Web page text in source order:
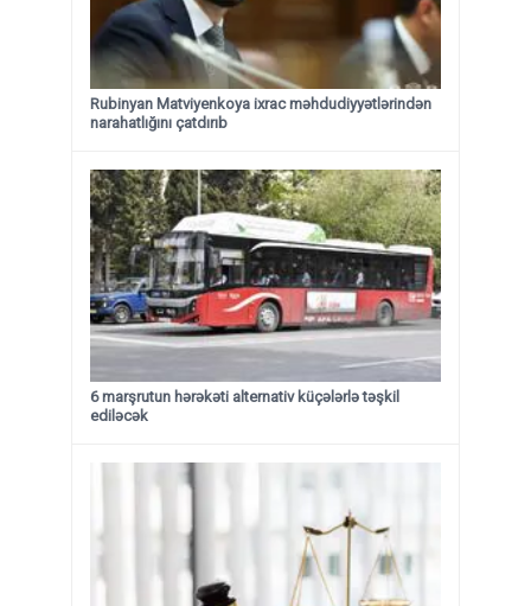
Rubinyan Matviyenkoya ixrac məhdudiyyətlərindən
narahatlığını çatdırıb
6 marşrutun hərəkəti alternativ küçələrlə təşkil
ediləcək